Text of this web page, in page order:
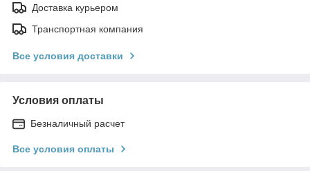
Доставка курьером
Транспортная компания
Все условия доставки
Условия оплаты
Безналичный расчет
Все условия оплаты